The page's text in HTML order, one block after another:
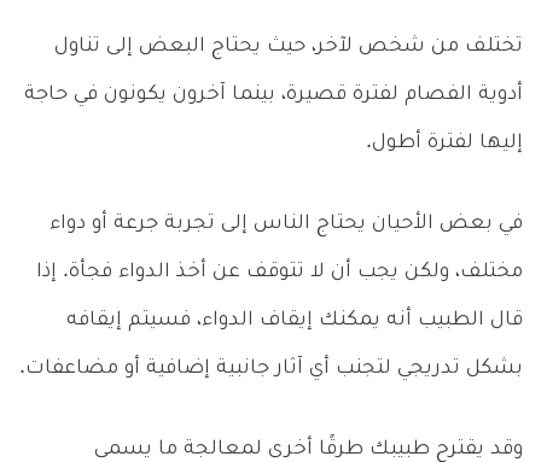
تختلف من شخص لآخر، حيث يحتاج البعض إلى تناول
أدوية الفصام لفترة قصيرة، بينما آخرون يكونون في حاجة
إليها لفترة أطول.
في بعض الأحيان يحتاج الناس إلى تجربة جرعة أو دواء
مختلف، ولكن يجب أن لا تتوقف عن أخذ الدواء فجأة. إذا
قال الطبيب أنه يمكنك إيقاف الدواء، فسيتم إيقافه
بشكل تدريجي لتجنب أي آثار جانبية إضافية أو مضاعفات.
وقد يقترح طبيبك طرقًا أخرى لمعالجة ما يسمى